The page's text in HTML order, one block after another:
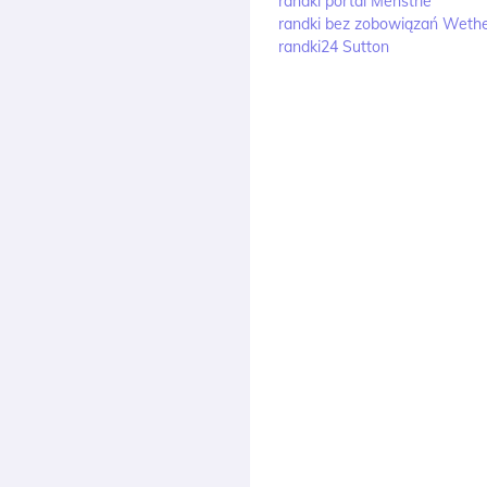
randki bez zobowiązań
randki24 Sutton